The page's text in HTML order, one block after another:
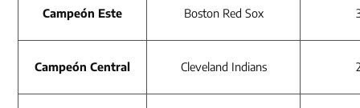
Campeón Este Boston Red Sox
Campeón Central Cleveland Indians